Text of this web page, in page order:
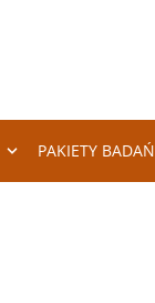
PAKIETY BADAŃ